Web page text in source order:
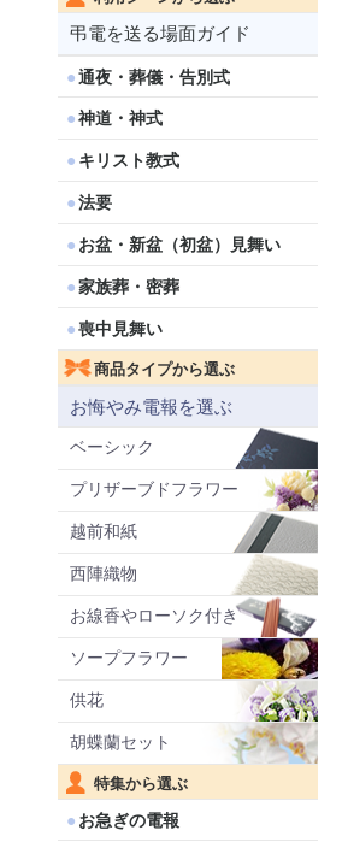
弔電を送る場面ガイド
通夜・葬儀・告別式
神道・神式
キリスト教式
法要
お盆・新盆（初盆）見舞い
家族葬・密葬
喪中見舞い
商品タイプから選ぶ
お悔やみ電報を選ぶ
ベーシック
プリザーブドフラワー
越前和紙
西陣織物
お線香やローソク付き
ソープフラワー
供花
胡蝶蘭セット
特集から選ぶ
お急ぎの電報